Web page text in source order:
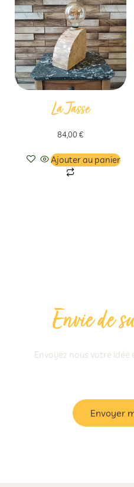
La Jasse
84,00 €
Ajouter au panier
Envie de
Envoyez nous votre
Envoyer